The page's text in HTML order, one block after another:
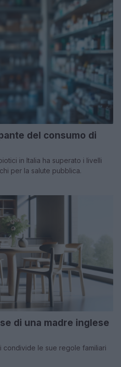
del consumo di
in Italia ha superato i livelli
per la salute pubblica.
di una madre inglese
condivide le sue regole familiari